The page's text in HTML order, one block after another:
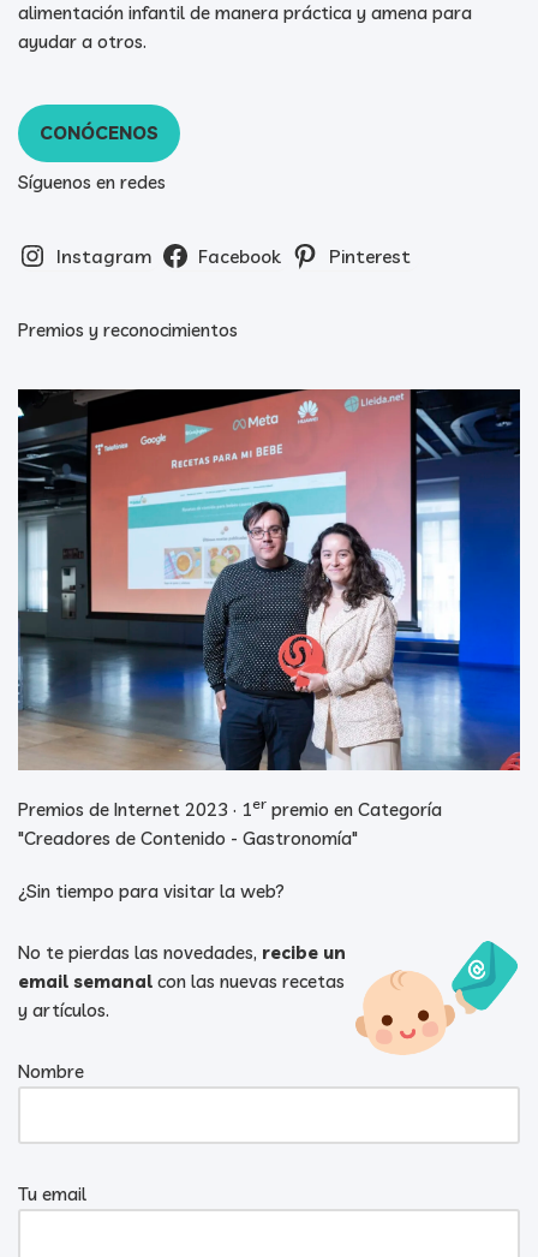
alimentación infantil de manera práctica y amena para
ayudar a otros.
CONÓCENOS
Síguenos en redes
Instagram Facebook Pinterest
Premios y reconocimientos
Premios de Internet 2023 · 1er premio en Categoría
"Creadores de Contenido - Gastronomía"
¿Sin tiempo para visitar la web?
No te pierdas las novedades, recibe un
email semanal con las nuevas recetas
y artículos.
Nombre
Tu email